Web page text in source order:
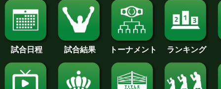
試合日程 試合結果 トーナメント ランキング